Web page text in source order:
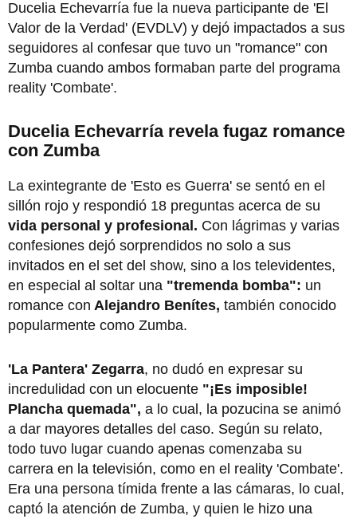
Ducelia Echevarría fue la nueva participante de 'El
Valor de la Verdad' (EVDLV) y dejó impactados a sus
seguidores al confesar que tuvo un "romance" con
Zumba cuando ambos formaban parte del programa
reality 'Combate'.
Ducelia Echevarría revela fugaz romance
con Zumba
La exintegrante de 'Esto es Guerra' se sentó en el
sillón rojo y respondió 18 preguntas acerca de su
vida personal y profesional. Con lágrimas y varias
confesiones dejó sorprendidos no solo a sus
invitados en el set del show, sino a los televidentes,
en especial al soltar una "tremenda bomba": un
romance con Alejandro Benítes, también conocido
popularmente como Zumba.
'La Pantera' Zegarra, no dudó en expresar su
incredulidad con un elocuente "¡Es imposible!
Plancha quemada", a lo cual, la pozucina se animó
a dar mayores detalles del caso. Según su relato,
todo tuvo lugar cuando apenas comenzaba su
carrera en la televisión, como en el reality 'Combate'.
Era una persona tímida frente a las cámaras, lo cual,
captó la atención de Zumba, y quien le hizo una